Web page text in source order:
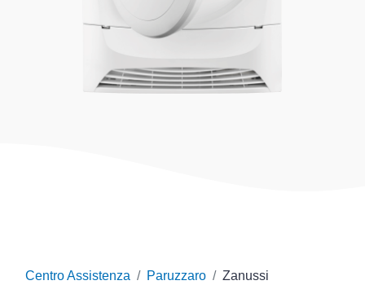
Centro Assistenza Paruzzaro Zanussi